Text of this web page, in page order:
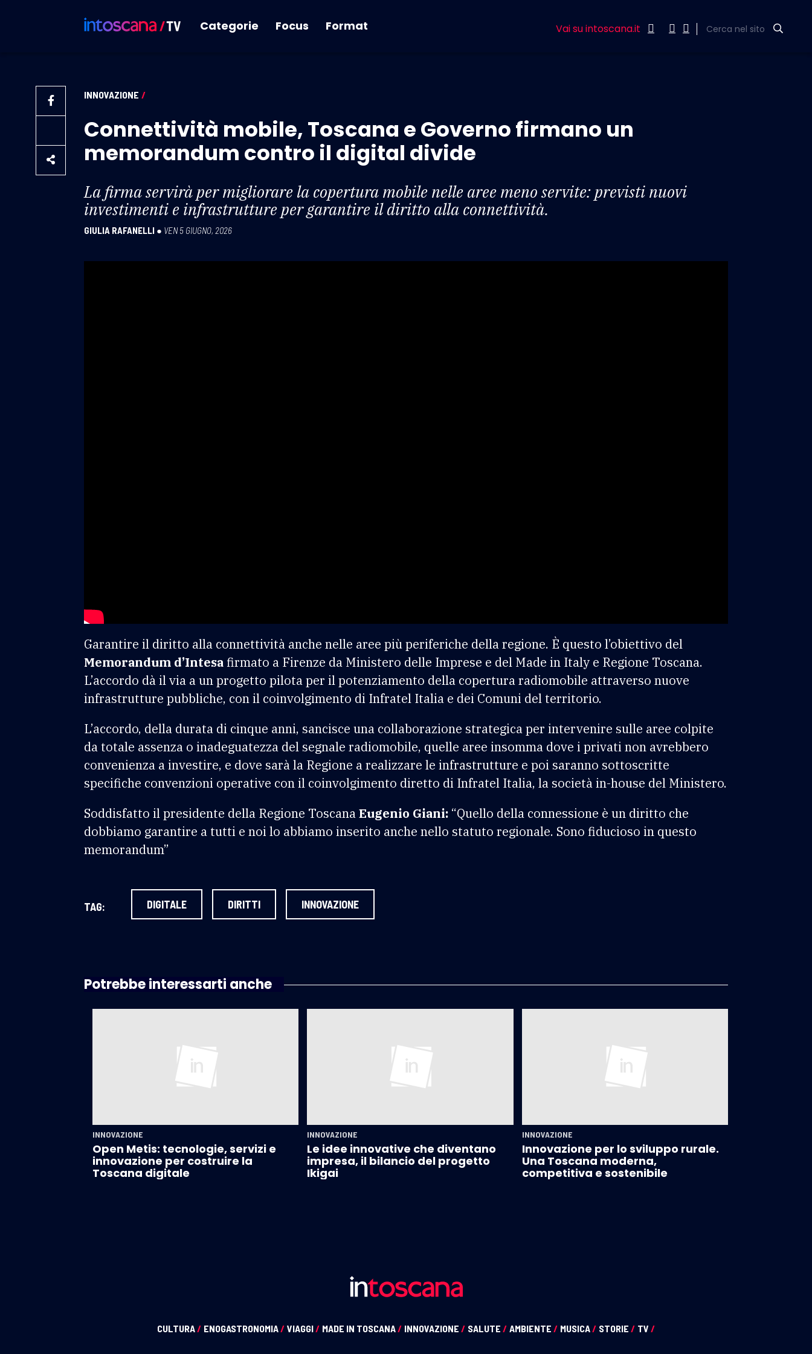
Categorie Focus Format Vai su intoscana.it Cerca nel sito
INNOVAZIONE /
Connettività mobile, Toscana e Governo firmano un
memorandum contro il digital divide
La firma servirà per migliorare la copertura mobile nelle aree meno servite: previsti nuovi
investimenti e infrastrutture per garantire il diritto alla connettività.
GIULIA RAFANELLI ● VEN 5 GIUGNO, 2026
Garantire il diritto alla connettività anche nelle aree più periferiche della regione. È questo l’obiettivo del
Memorandum d’Intesa firmato a Firenze da Ministero delle Imprese e del Made in Italy e Regione Toscana.
L’accordo dà il via a un progetto pilota per il potenziamento della copertura radiomobile attraverso nuove
infrastrutture pubbliche, con il coinvolgimento di Infratel Italia e dei Comuni del territorio.
L’accordo, della durata di cinque anni, sancisce una collaborazione strategica per intervenire sulle aree colpite
da totale assenza o inadeguatezza del segnale radiomobile, quelle aree insomma dove i privati non avrebbero
convenienza a investire, e dove sarà la Regione a realizzare le infrastrutture e poi saranno sottoscritte
specifiche convenzioni operative con il coinvolgimento diretto di Infratel Italia, la società in-house del Ministero.
Soddisfatto il presidente della Regione ToscanaEugenio Giani: “Quello della connessione è un diritto che
dobbiamo garantire a tutti e noi lo abbiamo inserito anche nello statuto regionale. Sono fiducioso in questo
memorandum”
TAG: DIGITALE DIRITTI INNOVAZIONE
Potrebbe interessarti anche
INNOVAZIONE
Open Metis: tecnologie, servizi e
innovazione per costruire la
Toscana digitale
INNOVAZIONE
Le idee innovative che diventano
impresa, il bilancio del progetto
Ikigai
INNOVAZIONE
Innovazione per lo sviluppo rurale.
Una Toscana moderna,
competitiva e sostenibile
CULTURA/ ENOGASTRONOMIA/ VIAGGI/ MADE IN TOSCANA/ INNOVAZIONE / SALUTE / AMBIENTE / MUSICA/ STORIE / TV /